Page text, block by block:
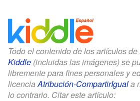
Todo el contenido de los artículos de
Kiddle (incluidas las imágenes) se
libremente para fines personales y
licenciaAtribución-CompartirIguala
lo contrario. Citar este artículo: